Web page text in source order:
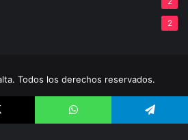
2
Todos los derechos reservados.
infosaltaredaccion@gmail.com
WhatsApp Telegram